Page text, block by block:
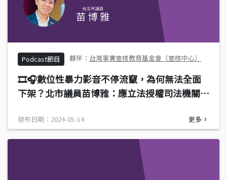
Podcast節目 台灣事實查核教育基金會（查核中心）
🎞️🎧數位性暴力影音不停流竄，為何無法全面
下架？北市議員苗博雅：應立法授權司法機關下
發布日期：2024-05-14 更多